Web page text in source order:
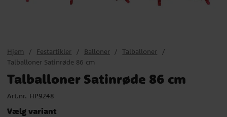
Hjem Festartikler Balloner
Talballoner
Talballoner Satinrøde 86 cm
Talballoner Satinrøde 86 cm
Art.nr. HP9248
Vælg variant